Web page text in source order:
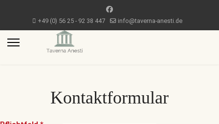
+49 (0) 56 25 - 92 38 447 info@taverna-anesti.de
Kontaktformular